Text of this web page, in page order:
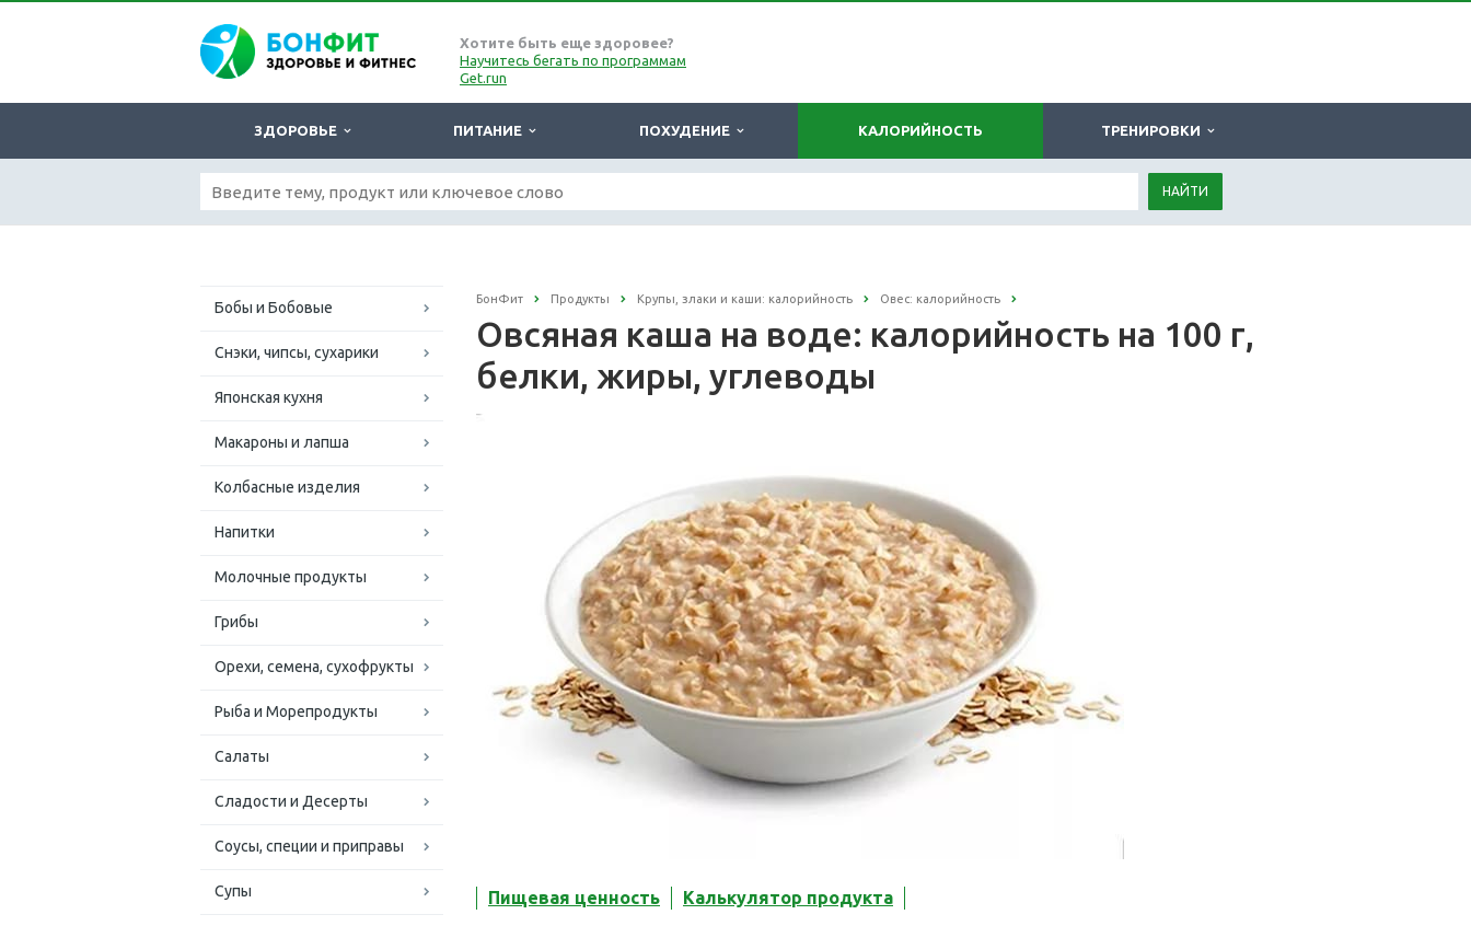
Хотите быть еще здоровее?
Научитесь бегать по программам
Get.run
ЗДОРОВЬЕ ПИТАНИЕ ПОХУДЕНИЕ КАЛОРИЙНОСТЬ ТРЕНИРОВКИ
НАЙТИ
Бобы и Бобовые
Снэки, чипсы, сухарики
Японская кухня
Макароны и лапша
Колбасные изделия
Напитки
Молочные продукты
Грибы
Орехи, семена, сухофрукты
Рыба и Морепродукты
Салаты
Сладости и Десерты
Соусы, специи и приправы
Супы
БонФит Продукты Крупы, злаки и каши: калорийность Овес: калорийность
Овсяная каша на воде: калорийность на 100 г,
белки, жиры, углеводы
Пищевая ценность Калькулятор продукта